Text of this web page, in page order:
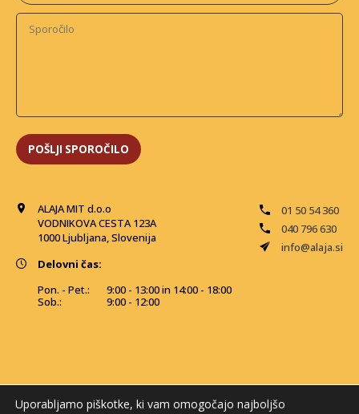
ALAJA MIT d.o.o
VODNIKOVA CESTA 123A
1000 Ljubljana, Slovenija
01 50 54 360
040 796 630
info@alaja.si
Delovni čas:
Pon. - Pet.:
Sob.:
9:00 - 13:00 in 14:00 - 18:00
9:00 - 12:00
Uporabljamo piškotke, ki vam omogočajo najboljšo